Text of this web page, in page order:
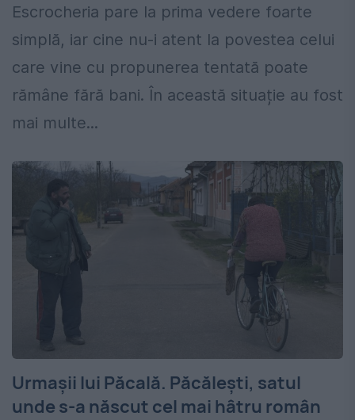
Escrocheria pare la prima vedere foarte
simplă, iar cine nu-i atent la povestea celui
care vine cu propunerea tentată poate
rămâne fără bani. În această situație au fost
mai multe...
Urmașii lui Păcală. Păcălești, satul
unde s-a născut cel mai hâtru român